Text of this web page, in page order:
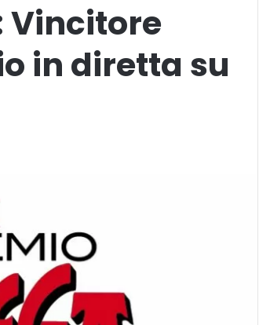
Vincitore
in diretta su